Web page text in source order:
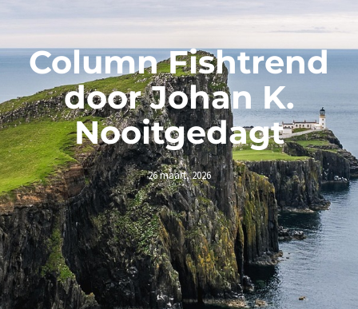
Column Fishtrend
door Johan K.
Nooitgedagt
26 maart, 2026